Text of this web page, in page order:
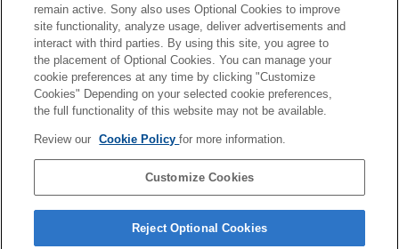
카메라의 사용자 설정
네트워크 기능 사용하기
컴퓨터 사용하기
MENU 항목 목록
사전 주의 사항/본 제품
문제가 발생했을 때는
remain active. Sony also uses Optional Cookies to improve
site functionality, analyze usage, deliver advertisements and
interact with third parties. By using this site, you agree to
the placement of Optional Cookies. You can manage your
cookie preferences at any time by clicking "Customize
Cookies" Depending on your selected cookie preferences,
the full functionality of this website may not be available.
Review our Cookie Policyfor more information.
Customize Cookies
Reject Optional Cookies